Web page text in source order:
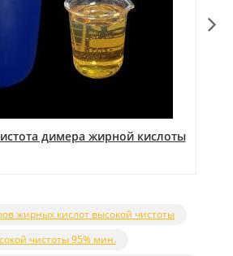
димера жирной кислоты
жирных кислот высокой чистоты
чистоты 95% мин.